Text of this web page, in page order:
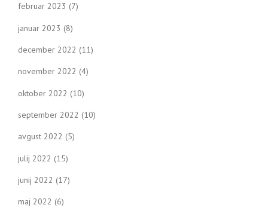
februar 2023 (7)
januar 2023 (8)
december 2022 (11)
november 2022 (4)
oktober 2022 (10)
september 2022 (10)
avgust 2022 (5)
julij 2022 (15)
junij 2022 (17)
maj 2022 (6)